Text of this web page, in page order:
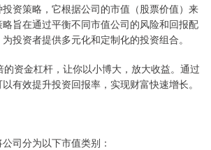
资策略，它根据公司的市值（股票价值）来
旨在通过平衡不同市值公司的风险和回报配
投资者提供多元化和定制化的投资组合。
资金杠杆，让你以小博大，放大收益。通过
有效提升投资回报率，实现财富快速增长。
司分为以下市值类别：